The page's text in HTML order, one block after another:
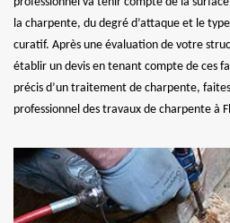
la charpente, du degré d’attaque et le
curatif. Après une évaluation de votre
établir un devis en tenant compte de ces
précis d’un traitement de charpente,
professionnel des travaux de charpente à